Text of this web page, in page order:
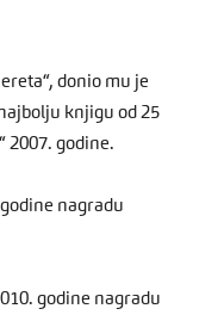
donio mu je
knjigu od 25
2007. godine.
nagradu
godine nagradu